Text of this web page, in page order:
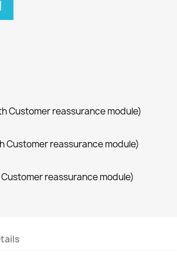
Customer reassurance module)
Customer reassurance module)
reassurance module)